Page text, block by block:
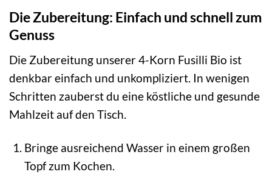
Die Zubereitung: Einfach und schnell zum
Genuss
Die Zubereitung unserer 4-Korn Fusilli Bio ist
denkbar einfach und unkompliziert. In wenigen
Schritten zauberst du eine köstliche und gesunde
Mahlzeit auf den Tisch.
Bringe ausreichend Wasser in einem großen
Topf zum Kochen.